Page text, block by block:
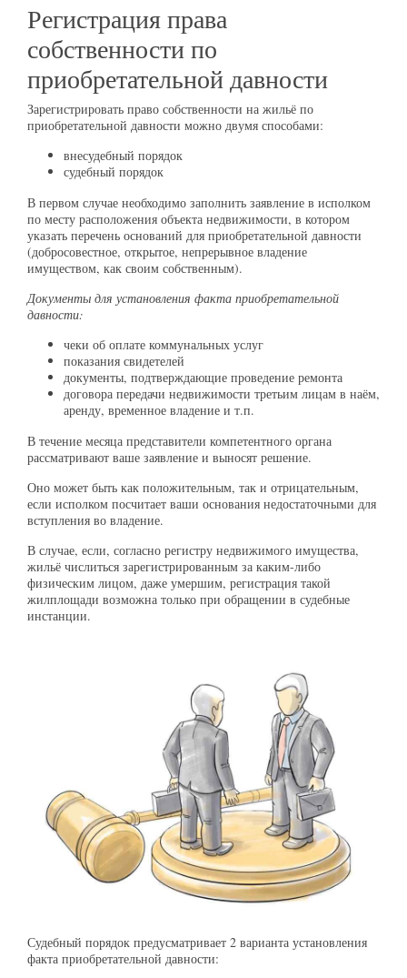
Регистрация права
собственности по
приобретательной давности
Зарегистрировать право собственности на жильё по
приобретательной давности можно двумя способами:
внесудебный порядок
судебный порядок
В первом случае необходимо заполнить заявление в исполком
по месту расположения объекта недвижимости, в котором
указать перечень оснований для приобретательной давности
(добросовестное, открытое, непрерывное владение
имуществом, как своим собственным).
Документы для установления факта приобретательной
давности:
чеки об оплате коммунальных услуг
показания свидетелей
документы, подтверждающие проведение ремонта
договора передачи недвижимости третьим лицам в наём,
аренду, временное владение и т.п.
В течение месяца представители компетентного органа
рассматривают ваше заявление и выносят решение.
Оно может быть как положительным, так и отрицательным,
если исполком посчитает ваши основания недостаточными для
вступления во владение.
В случае, если, согласно регистру недвижимого имущества,
жильё числиться зарегистрированным за каким-либо
физическим лицом, даже умершим, регистрация такой
жилплощади возможна только при обращении в судебные
инстанции.
Судебный порядок предусматривает 2 варианта установления
факта приобретательной давности: